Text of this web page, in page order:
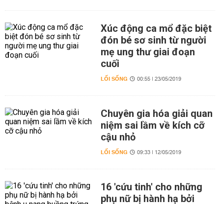
Xúc động ca mổ đặc biệt
đón bé sơ sinh từ người
mẹ ung thư giai đoạn
cuối
LỐI SỐNG 00:55 | 23/05/2019
Chuyên gia hóa giải quan
niệm sai lầm về kích cỡ
cậu nhỏ
LỐI SỐNG 09:33 | 12/05/2019
16 'cứu tinh' cho những
phụ nữ bị hành hạ bởi